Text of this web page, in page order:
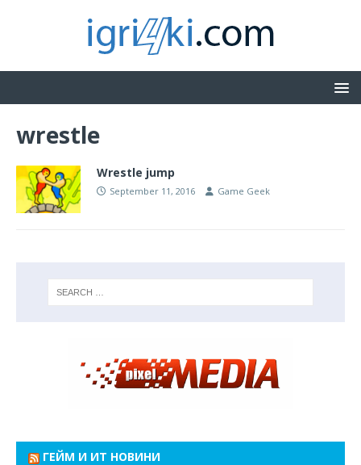
wrestle
Wrestle jump
September 11, 2016 Game Geek
ГЕЙМ И ИТ НОВИНИ